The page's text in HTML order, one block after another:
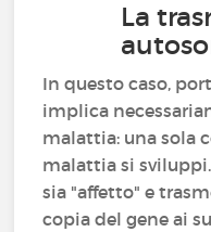
La
In questo caso,
implica
malattia: una sola
malattia si
sia "affetto" e
copia del gene ai